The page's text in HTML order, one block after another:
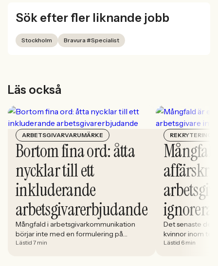
Sök efter fler liknande jobb
Stockholm Bravura #Specialist
Läs också
ARBETSGIVARVARUMÄRKE
Bortom fina ord: åtta
nycklar till ett
inkluderande
arbetsgivarerbjudande
Mångfald i arbetsgivarkommunikation
börjar inte med en formulering på
karriärsidan. Den börjar i hur rekryteringen
Lästid 7 min
REKRYTERING
ignorera
Det senaste
kvinnor inom
stadigt på 30%.
Lästid 6 min